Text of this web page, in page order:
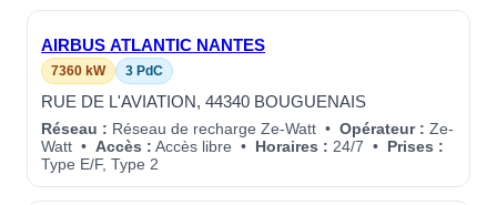
AIRBUS ATLANTIC NANTES
7360 kW 3 PdC
RUE DE L'AVIATION, 44340 BOUGUENAIS
Réseau : Réseau de recharge Ze-Watt • Opérateur : Ze-
Watt • Accès : Accès libre • Horaires : 24/7 • Prises :
Type E/F, Type 2